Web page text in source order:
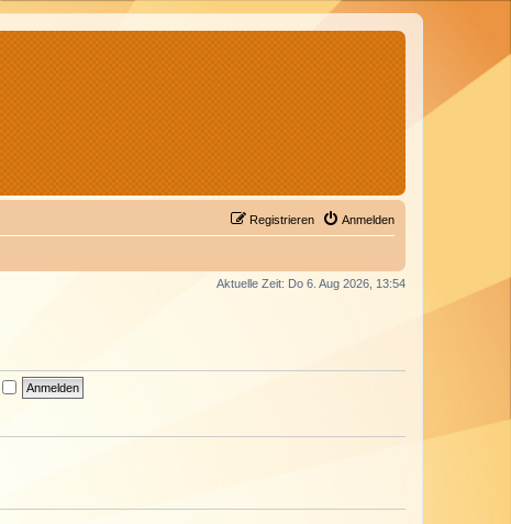
Anmelden
Registrieren
Aktuelle Zeit: Do 6. Aug 2026, 13:54